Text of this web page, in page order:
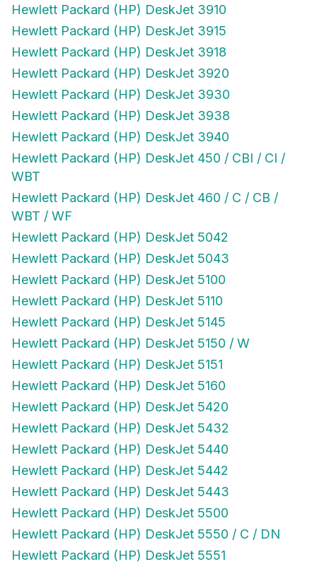
Hewlett Packard (HP) DeskJet 3910
Hewlett Packard (HP) DeskJet 3915
Hewlett Packard (HP) DeskJet 3918
Hewlett Packard (HP) DeskJet 3920
Hewlett Packard (HP) DeskJet 3930
Hewlett Packard (HP) DeskJet 3938
Hewlett Packard (HP) DeskJet 3940
Hewlett Packard (HP) DeskJet 450 / CBI / CI /
WBT
Hewlett Packard (HP) DeskJet 460 / C / CB /
WBT / WF
Hewlett Packard (HP) DeskJet 5042
Hewlett Packard (HP) DeskJet 5043
Hewlett Packard (HP) DeskJet 5100
Hewlett Packard (HP) DeskJet 5110
Hewlett Packard (HP) DeskJet 5145
Hewlett Packard (HP) DeskJet 5150 / W
Hewlett Packard (HP) DeskJet 5151
Hewlett Packard (HP) DeskJet 5160
Hewlett Packard (HP) DeskJet 5420
Hewlett Packard (HP) DeskJet 5432
Hewlett Packard (HP) DeskJet 5440
Hewlett Packard (HP) DeskJet 5442
Hewlett Packard (HP) DeskJet 5443
Hewlett Packard (HP) DeskJet 5500
Hewlett Packard (HP) DeskJet 5550 / C / DN
Hewlett Packard (HP) DeskJet 5551